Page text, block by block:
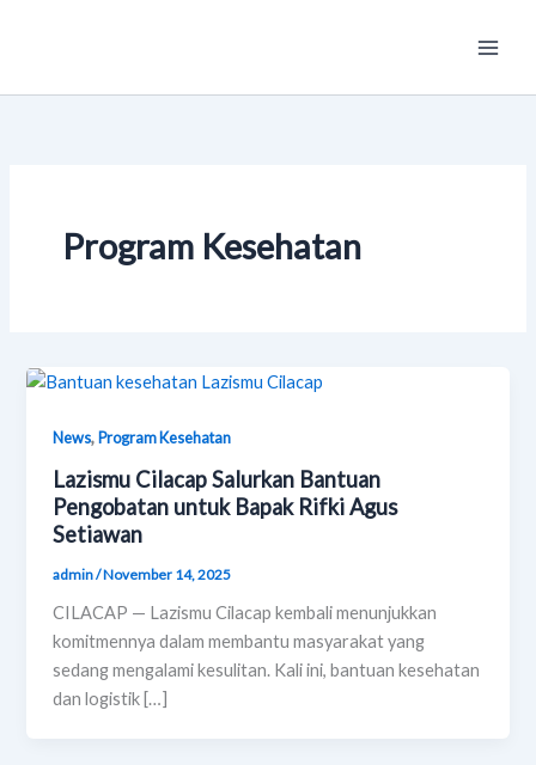
Menu
Program Kesehatan
News,Program Kesehatan
Lazismu Cilacap Salurkan Bantuan
Pengobatan untuk Bapak Rifki Agus
Setiawan
admin/November 14, 2025
CILACAP — Lazismu Cilacap kembali menunjukkan
komitmennya dalam membantu masyarakat yang
sedang mengalami kesulitan. Kali ini, bantuan kesehatan
dan logistik […]